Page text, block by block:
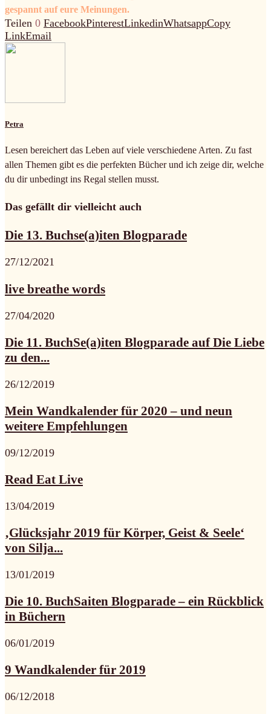
gespannt auf eure Meinungen.
Teilen 0 FacebookPinterestLinkedinWhatsappCopy
LinkEmail
Petra
Lesen bereichert das Leben auf viele verschiedene Arten. Zu fast
allen Themen gibt es die perfekten Bücher und ich zeige dir, welche
du dir unbedingt ins Regal stellen musst.
Das gefällt dir vielleicht auch
Die 13. Buchse(a)iten Blogparade
27/12/2021
live breathe words
27/04/2020
Die 11. BuchSe(a)iten Blogparade auf Die Liebe
zu den...
26/12/2019
Mein Wandkalender für 2020 – und neun
weitere Empfehlungen
09/12/2019
Read Eat Live
13/04/2019
‚Glücksjahr 2019 für Körper, Geist & Seele‘
von Silja...
13/01/2019
Die 10. BuchSaiten Blogparade – ein Rückblick
in Büchern
06/01/2019
9 Wandkalender für 2019
06/12/2018